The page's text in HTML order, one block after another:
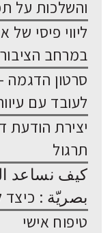
והשלכות על
ליווי פיסי
במרחב
סרטון הדגמה
לעובד עם
תרגול
كيف نساعد
بصريّة : כיצד
טיפוח אישי